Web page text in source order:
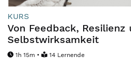
KURS
Von Feedback, Resilienz
Selbstwirksamkeit
1h 15m • 14 Lernende